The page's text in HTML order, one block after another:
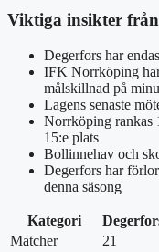
Viktiga insikter från
Degerfors har
IFK Norrköping
målskillnad på
Lagens senaste
Norrköping rankas
15:e plats
Bollinnehav och
Degerfors har
denna säsong
Kategori
Matcher
21